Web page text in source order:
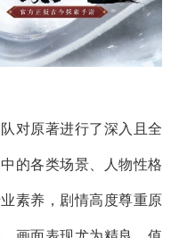
对原著进行了深入且全
的各类场景、人物性格
素养，剧情高度尊重原